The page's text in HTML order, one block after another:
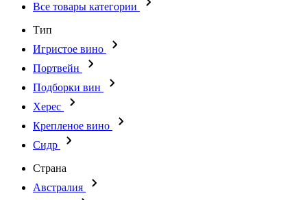
Все товары категории
Тип
Игристое вино
Портвейн
Подборки вин
Херес
Крепленое вино
Сидр
Страна
Австралия